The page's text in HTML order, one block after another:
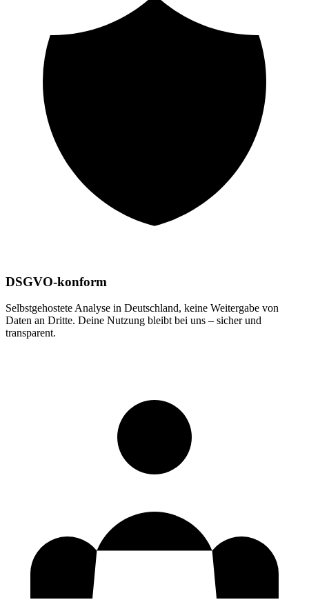
DSGVO-konform
Selbstgehostete Analyse in Deutschland, keine Weitergabe von
Daten an Dritte. Deine Nutzung bleibt bei uns – sicher und
transparent.